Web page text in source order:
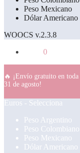
Peso Mexicano
Dólar Americano
WOOCS v.2.3.8
0
🔥 ¡Envío gratuito en
31 de agosto!
Euros - Selecciona
Peso Argentino
Peso Colombiano
Peso Mexicano
Dólar Americano